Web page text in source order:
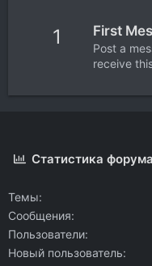
1 First
Post a
receive
Статистика форума
Темы
Сообщения
Пользователи
Новый пользователь